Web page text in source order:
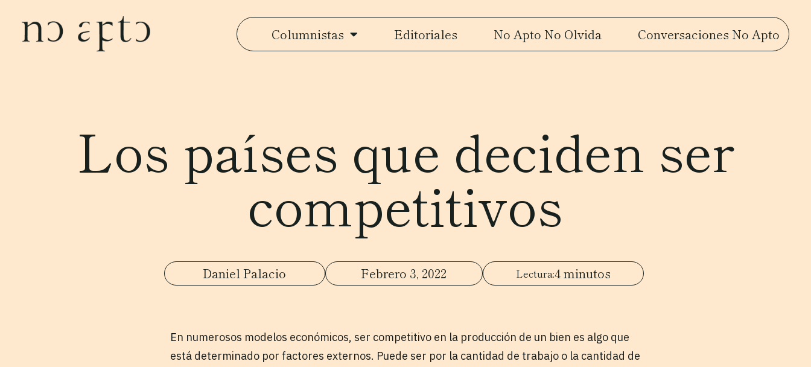
Columnistas Editoriales No Apto No Olvida Conversaciones No Apto
Los países que deciden ser
competitivos
Daniel Palacio Febrero 3, 2022 4 minutos
En numerosos modelos económicos, ser competitivo en la producción de un bien es algo que
está determinado por factores externos. Puede ser por la cantidad de trabajo o la cantidad de